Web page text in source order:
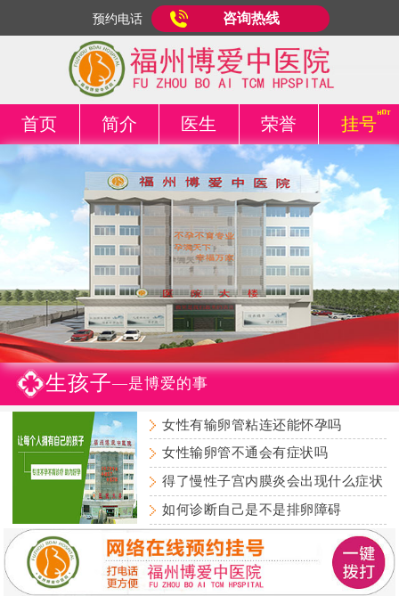
预约电话 咨询热线
首页 简介 医生 荣誉 挂号
生孩子—是博爱的事
女性有输卵管粘连还能怀孕吗
女性输卵管不通会有症状吗
得了慢性子宫内膜炎会出现什么症状
如何诊断自己是不是排卵障碍